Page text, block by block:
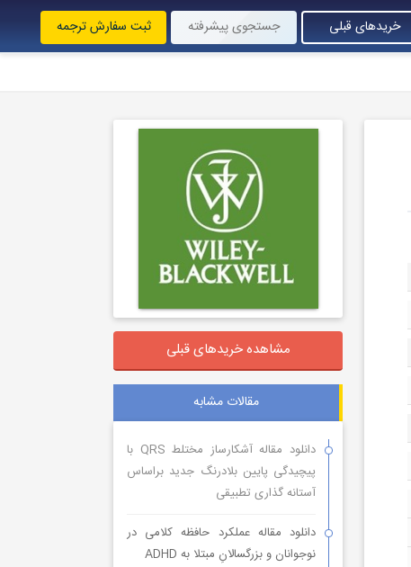
خریدهای قبلی جستجوی پیشرفته ثبت سفارش ترجمه
مشاهده خریدهای قبلی
مقالات مشابه
دانلود مقاله آشکارساز مختلط QRS با
پیچیدگی پایین بلادرنگ جدید براساس
آستانه گذاری تطبیقی
دانلود مقاله عملکرد حافظه کلامی در
نوجوانان و بزرگسالانِ مبتلا به ADHD